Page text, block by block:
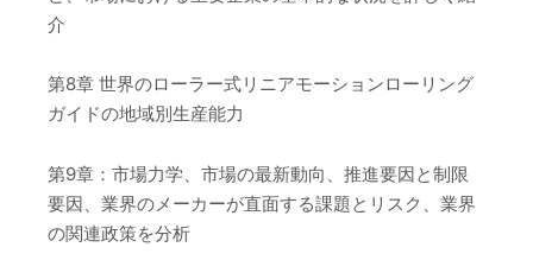
介
第8章 世界のローラー式リニアモーションローリング
ガイドの地域別生産能力
第9章：市場力学、市場の最新動向、推進要因と制限
要因、業界のメーカーが直面する課題とリスク、業界
の関連政策を分析